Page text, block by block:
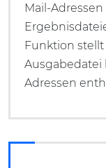
Mail-
Funktion
Ausgabedatei
Adressen